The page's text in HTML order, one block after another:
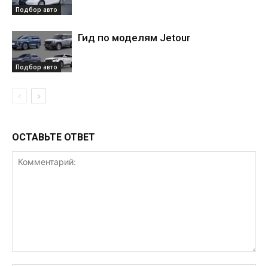
Подбор авто
Подбор авто
Гид по моделям Jetour
ОСТАВЬТЕ ОТВЕТ